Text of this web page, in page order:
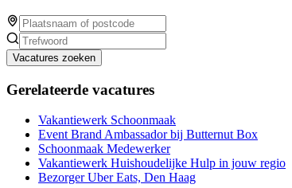
Vacatures zoeken
Gerelateerde vacatures
Vakantiewerk Schoonmaak
Event Brand Ambassador bij Butternut Box
Schoonmaak Medewerker
Vakantiewerk Huishoudelijke Hulp in jouw regio
Bezorger Uber Eats, Den Haag